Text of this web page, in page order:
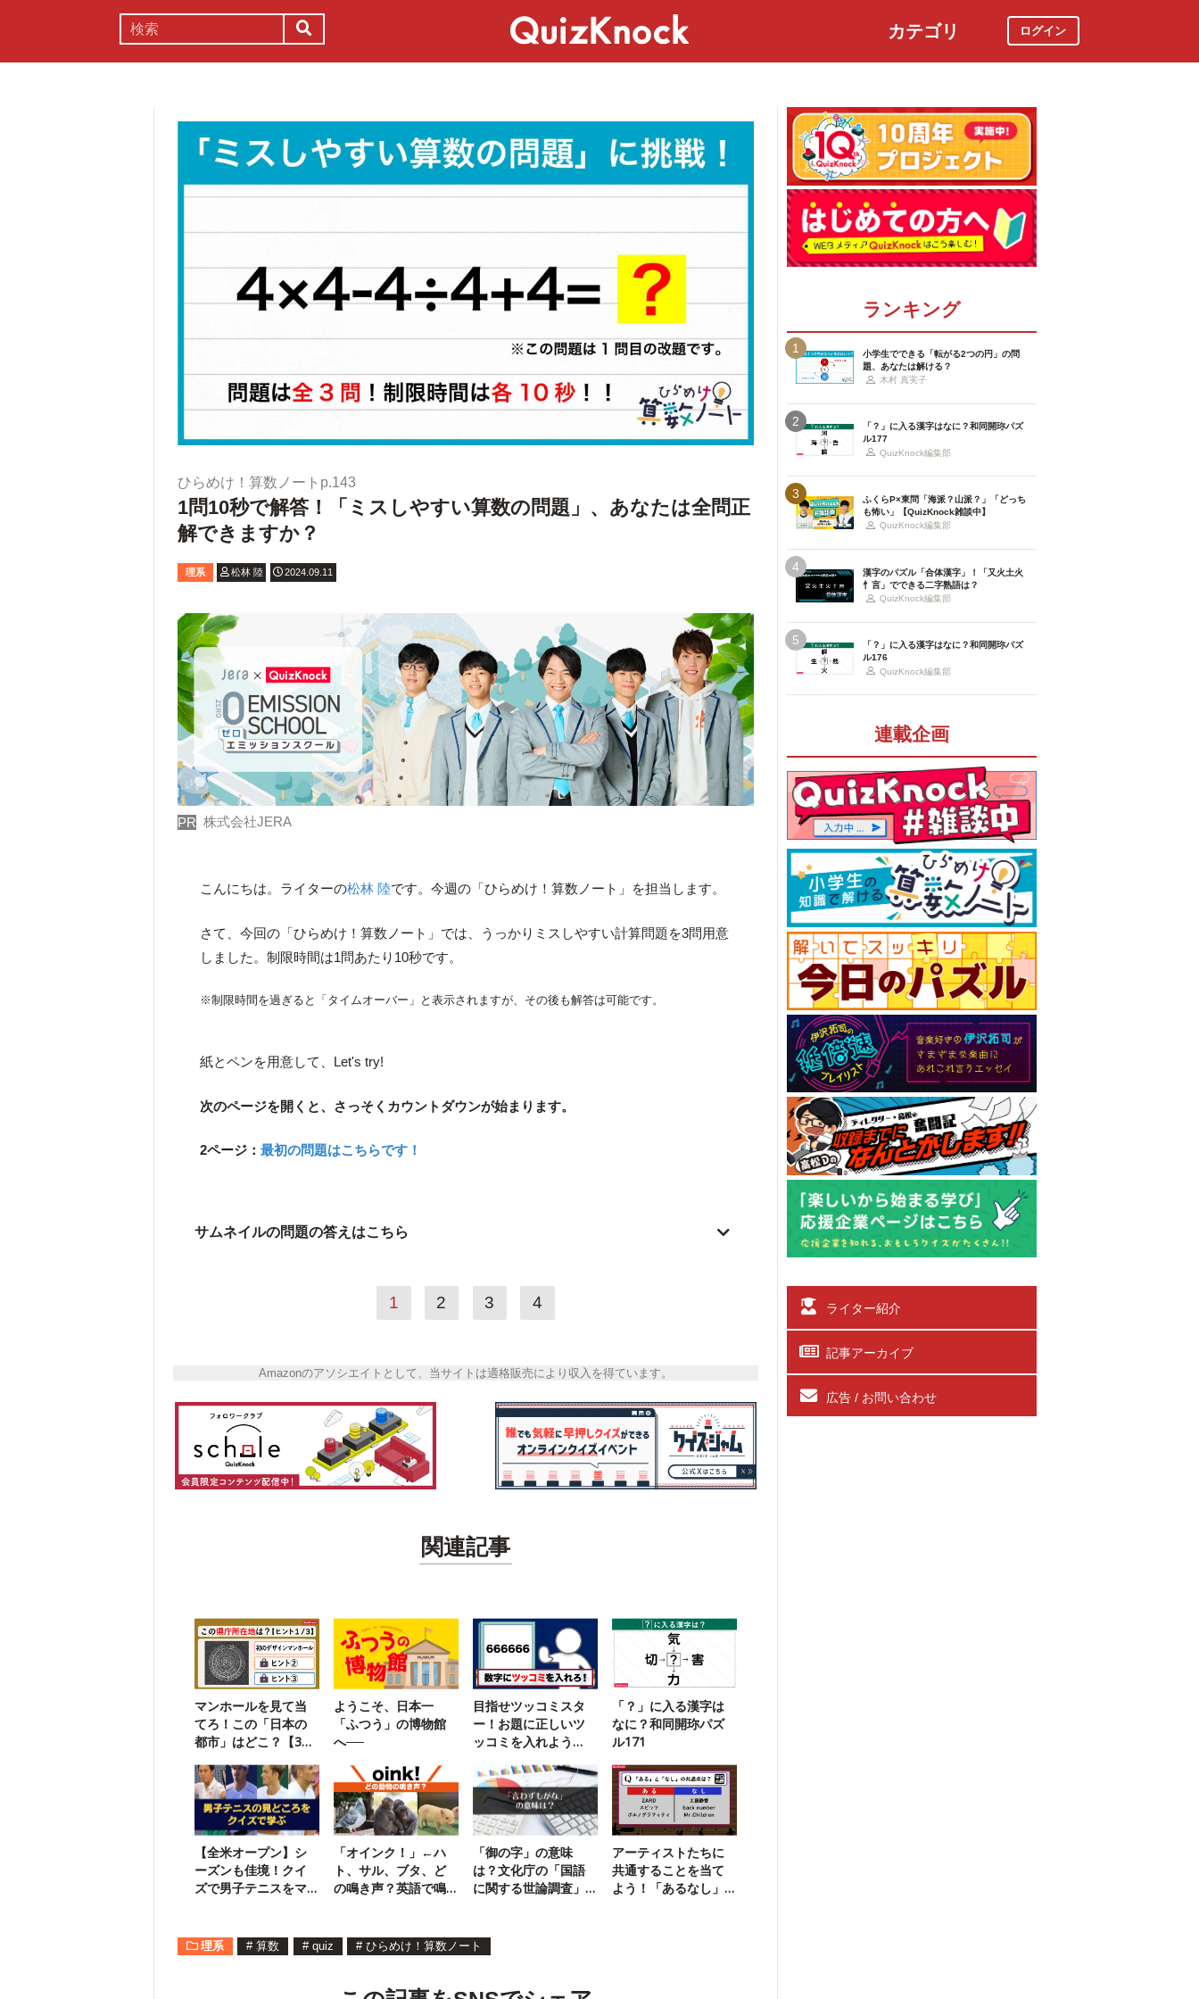
カテゴリ ログイン
ひらめけ！算数ノートp.143
1問10秒で解答！「ミスしやすい算数の問題」、あなたは全問正
解できますか？
理系 松林 陸 2024.09.11
PR 株式会社JERA
こんにちは。ライターの松林 陸です。今週の「ひらめけ！算数ノート」を担当します。
さて、今回の「ひらめけ！算数ノート」では、うっかりミスしやすい計算問題を3問用意
しました。制限時間は1問あたり10秒です。
※制限時間を過ぎると「タイムオーバー」と表示されますが、その後も解答は可能です。
紙とペンを用意して、Let's try!
次のページを開くと、さっそくカウントダウンが始まります。
2ページ：最初の問題はこちらです！
サムネイルの問題の答えはこちら
1 2 3 4
Amazonのアソシエイトとして、当サイトは適格販売により収入を得ています。
関連記事
マンホールを見て当
てろ！この「日本の
都市」はどこ？【3ヒ
ようこそ、日本一
「ふつう」の博物館
へ──
目指せツッコミスタ
ー！お題に正しいツ
ッコミを入れよう
「？」に入る漢字は
なに？和同開珎パズ
ル171
【全米オープン】シ
ーズンも佳境！クイ
ズで男子テニスをマ
「オインク！」←ハ
ト、サル、ブタ、ど
の鳴き声？英語で鳴
「御の字」の意味
は？文化庁の「国語
に関する世論調査」
アーティストたちに
共通することを当て
よう！「あるなし」
理系 # 算数 # quiz # ひらめけ！算数ノート
ランキング
1
小学生でできる「転がる2つの円」の問
題、あなたは解ける？
木村 真実子
2
「？」に入る漢字はなに？和同開珎パズ
ル177
QuizKnock編集部
3
ふくらP×東問「海派？山派？」「どっち
も怖い」【QuizKnock雑談中】
QuizKnock編集部
4
漢字のパズル「合体漢字」！「又火土火
忄言」でできる二字熟語は？
QuizKnock編集部
5
「？」に入る漢字はなに？和同開珎パズ
ル176
QuizKnock編集部
連載企画
ライター紹介
記事アーカイブ
広告 / お問い合わせ